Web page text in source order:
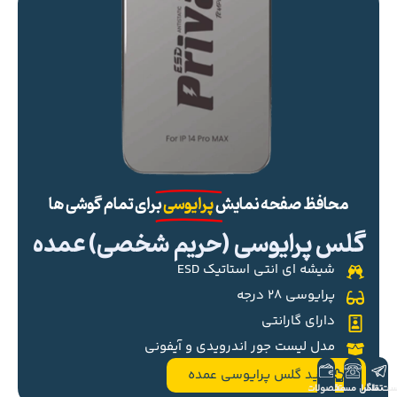
محافظ صفحه نمایشپرایوسیبرای تمام گوشی ها
گلس پرایوسی (حریم شخصی) عمده
شیشه ای انتی استاتیک ESD
پرایوسی ۲۸ درجه
دارای گارانتی
مدل لیست جور اندرویدی و آیفونی
خرید گلس پرایوسی عمده
تلگرام
تماس مستقیم
محصولات